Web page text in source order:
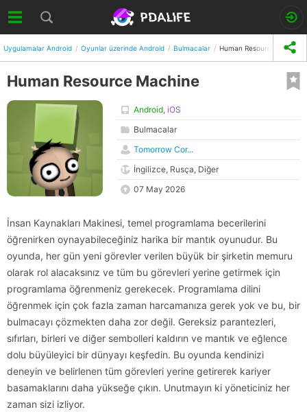
Uygulamalar Android Oyunlar üzerinde Android Bulmacalar Human Resource Machine
Human Resource Machine
Android, iOS
Bulmacalar
Tomorrow Cor...
İngilizce, Rusça, Diğer
07 May 2026
İnsan Kaynakları Makinesi, temel programlama becerilerini
öğrenirken oynayabileceğiniz harika bir mantık oyunudur. Bu
oyunda, her gün yeni görevler verilen büyük bir şirketin memuru
olarak rol alacaksınız ve tüm bu görevleri yerine getirmek için
programlama öğrenmeniz gerekecek. Programlama dilini
öğrenmek için çok fazla zaman harcamanıza gerek yok ve bu, bir
bulmacayı çözmekten daha zor değil. Gereksiz parantezleri,
sıfırları, birleri ve diğer sembolleri kaldırın ve mantık ve eğlence
dolu büyüleyici bir dünyayı keşfedin. Bu oyunda kendinizi
deneyin ve belirlenen tüm görevleri yerine getirerek kariyer
basamaklarını daha yükseğe çıkın. Unutmayın ki yöneticiniz her
zaman sizi izliyor.